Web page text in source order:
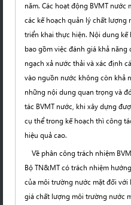
năm. Các hoạt động BVMT
các kế hoạch quản lý chất lượng
triển khai thực hiện. Nội dung
bao gồm việc đánh giá khả
ngạch xả nước thải và xác định
vào nguồn nước không còn khả
những nội dung quan trọng và
tác BVMT nước, khi xây dựng
cụ thể trong kế hoạch thì công
hiệu quả cao.
Về phân công trách nhiệm
Bộ TN&MT có trách nhiệm
của môi trường nước mặt đối với
giá chất lượng môi trường nước